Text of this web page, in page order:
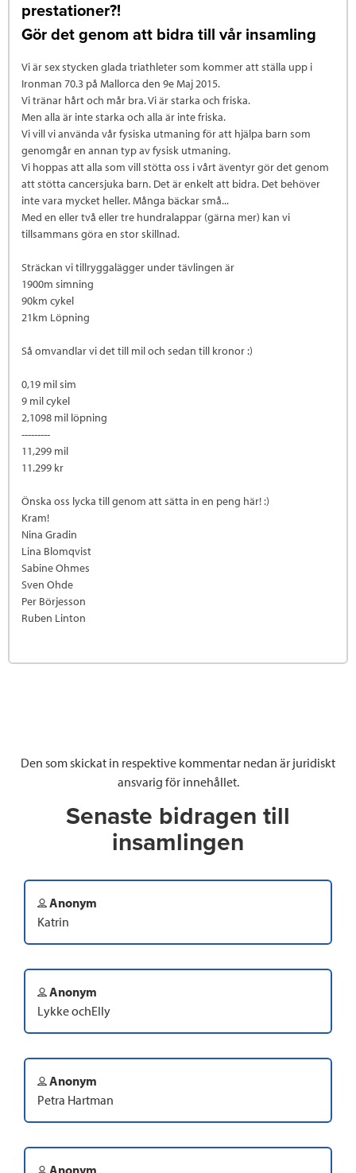
prestationer?!
Gör det genom att bidra till vår insamling
Vi är sex stycken glada triathleter som kommer att ställa upp i
Ironman 70.3 på Mallorca den 9e Maj 2015.
Vi tränar hårt och mår bra. Vi är starka och friska.
Men alla är inte starka och alla är inte friska.
Vi vill vi använda vår fysiska utmaning för att hjälpa barn som
genomgår en annan typ av fysisk utmaning.
Vi hoppas att alla som vill stötta oss i vårt äventyr gör det genom
att stötta cancersjuka barn. Det är enkelt att bidra. Det behöver
inte vara mycket heller. Många bäckar små...
Med en eller två eller tre hundralappar (gärna mer) kan vi
tillsammans göra en stor skillnad.
Sträckan vi tillryggalägger under tävlingen är
1900m simning
90km cykel
21km Löpning
Så omvandlar vi det till mil och sedan till kronor :)
0,19 mil sim
9 mil cykel
2,1098 mil löpning
---------
11,299 mil
11.299 kr
Önska oss lycka till genom att sätta in en peng här! :)
Kram!
Nina Gradin
Lina Blomqvist
Sabine Ohmes
Sven Ohde
Per Börjesson
Ruben Linton
Den som skickat in respektive kommentar nedan är juridiskt
ansvarig för innehållet.
Senaste bidragen till
insamlingen
Anonym
Katrin
Anonym
Lykke ochElly
Anonym
Petra Hartman
Anonym